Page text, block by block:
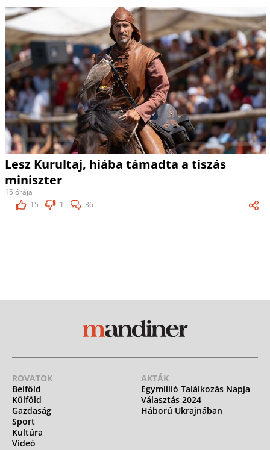
Lesz Kurultaj, hiába támadta a tiszás
miniszter
15 órája
15
1 36
ROVATOK
Belföld
Külföld
Gazdaság
Sport
Kultúra
Videó
AKTÁK
Egymillió Találkozás Napja
Választás 2024
Háború Ukrajnában